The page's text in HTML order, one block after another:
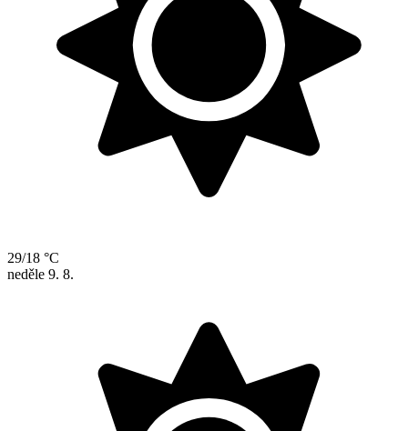
29/18 °C
neděle 9. 8.